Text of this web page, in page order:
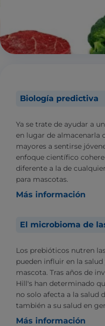
Biología predictiva
Ya se trate de ayudar a
en lugar de almacenarla
mayores a sentirse
enfoque científico
diferente a la de
para mascotas.
Más información
El microbioma de
Los prebióticos nutren
pueden influir en la
mascota. Tras años de
Hill's han determinado
no solo afecta a la salud
también a su salud en
Más información